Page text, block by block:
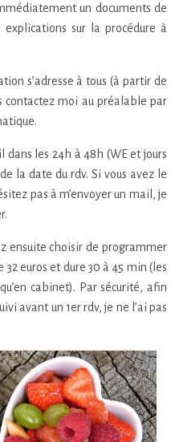
un documents de
sur la procédure à
s’adresse à tous (à partir de
contactez moi au préalable par
dans les 24h à 48h (WE et jours
la date du rdv. Si vous avez le
pas à m’envoyer un mail, je
ensuite choisir de programmer
32 euros et dure 30 à 45 min (les
cabinet). Par sécurité, afin
avant un 1er rdv, je ne l’ai pas